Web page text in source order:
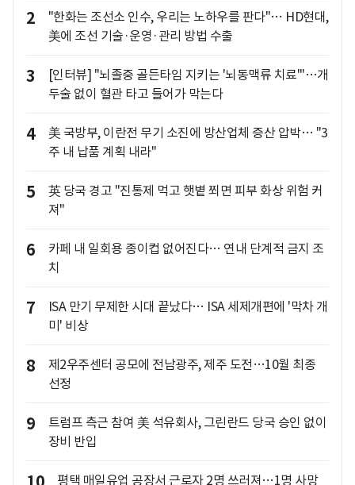
2
"한화는 조선소 인수, 우리는 노하우를 판다"… HD현대,
美에 조선 기술·운영·관리 방법 수출
3
[인터뷰] "뇌졸중 골든타임 지키는 '뇌동맥류 치료'"…개
두술 없이 혈관 타고 들어가 막는다
4
美 국방부, 이란전 무기 소진에 방산업체 증산 압박… "3
주 내 납품 계획 내라"
5
英 당국 경고 "진통제 먹고 햇볕 쬐면 피부 화상 위험 커
져"
6
카페 내 일회용 종이컵 없어진다… 연내 단계적 금지 조
치
7
ISA 만기 무제한 시대 끝났다… ISA 세제개편에 '막차 개
미' 비상
8
제2우주센터 공모에 전남광주, 제주 도전…10월 최종
선정
9
트럼프 측근 참여 美 석유회사, 그린란드 당국 승인 없이
장비 반입
평택 매일유업 공장서 근로자 2명 쓰러져…1명 사망